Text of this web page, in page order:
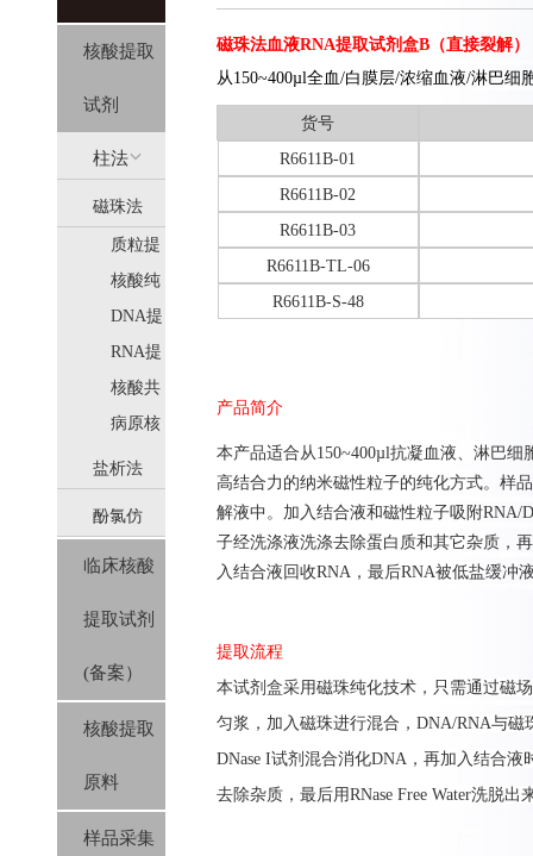
息
核酸提取
试剂
柱法
(HiPure)
磁珠法
质粒提
取
核酸纯
化
DNA提
取
RNA提
取
核酸共
提取
病原核
酸提取
盐析法
(SolPure)
酚氯仿
(Trizol系
列）
临床核酸
提取试剂
(备案）
核酸提取
原料
样品采集
磁珠法血液RNA提取试剂盒B（直接裂解）
从150~400µl全血/白膜层/浓缩血液/淋巴细
货号
R6611B-01
R6611B-02
R6611B-03
R6611B-TL-06
R6611B-S-48
产品简介
本产品适合从150~400µl抗凝血液、 淋巴细
高结合力的纳米磁性粒子的纯化方式。样
解液中。加入结合液和磁性粒子吸附RNA/
子经洗涤液洗涤去除蛋白质和其它杂质，
入结合液回收RNA ，最后RNA被低盐缓冲
提取流程
本试剂盒采用磁珠纯化技术，只需通过磁
匀浆 ，加入磁珠进行混合， DNA/RNA与磁
DNase I试剂混合消化DNA ，再加入结合液
去除杂质 ， 最后用RNase Free Water洗脱出